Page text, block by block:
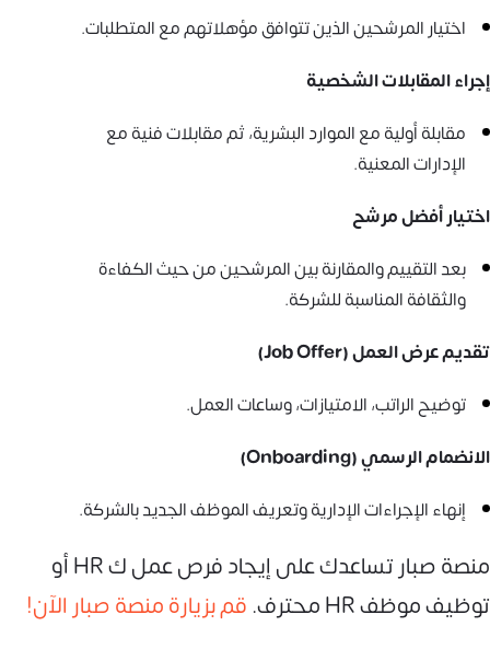
اختيار المرشحين الذين تتوافق مؤهلاتهم مع المتطلبات.
إجراء المقابلات الشخصية
مقابلة أولية مع الموارد البشرية، ثم مقابلات فنية مع
الإدارات المعنية.
اختيار أفضل مرشح
بعد التقييم والمقارنة بين المرشحين من حيث الكفاءة
والثقافة المناسبة للشركة.
تقديم عرض العمل (Job Offer)
توضيح الراتب، الامتيازات، وساعات العمل.
الانضمام الرسمي (Onboarding)
إنهاء الإجراءات الإدارية وتعريف الموظف الجديد بالشركة.
منصة صبار تساعدك على إيجاد فرص عمل ك HR أو
توظيف موظف HR محترف.
قم بزيارة منصة صبار الآن!